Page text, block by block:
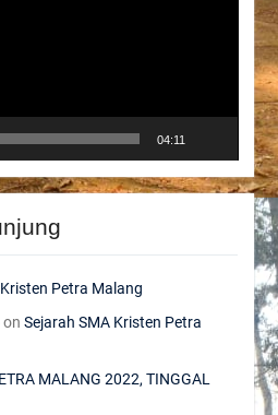
04:11
Petra Malang
on Sejarah SMA Kristen Petra
MALANG 2022, TINGGAL